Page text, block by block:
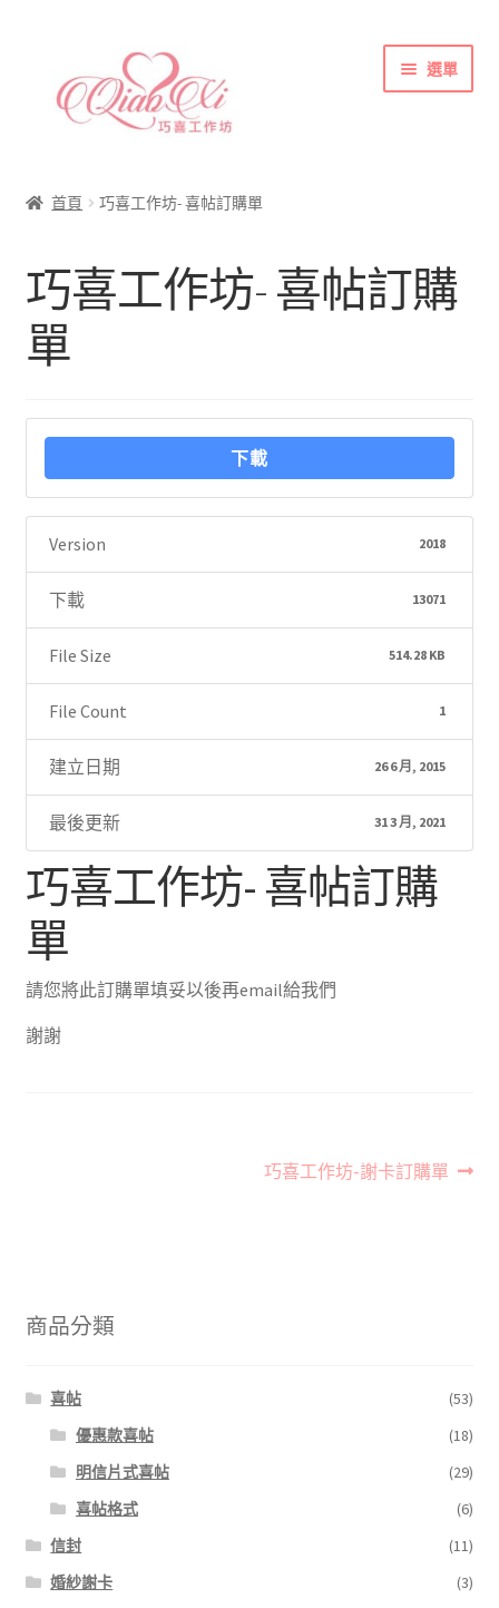
容
選單
喜帖&相關商品
彩色(相片)印刷注意事項
索取喜帖樣本須知
訂購須知
首頁 巧喜工作坊- 喜帖訂購單
巧喜工作坊- 喜帖訂購
單
下載
Version 2018
下載 13071
File Size 514.28 KB
File Count 1
建立日期 26 6 月, 2015
最後更新 31 3 月, 2021
巧喜工作坊- 喜帖訂購
單
請您將此訂購單填妥以後再email給我們
謝謝
覽
下
巧喜工作坊-謝卡訂購單
商品分類
喜帖
(53)
優惠款喜帖
(18)
明信片式喜帖
(29)
喜帖格式
(6)
信封
(11)
婚紗謝卡
(3)